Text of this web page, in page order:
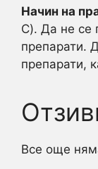
Начин на
C). Да не се
препарати.
препарати,
Все още